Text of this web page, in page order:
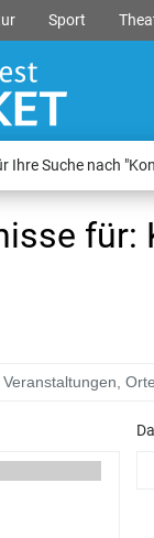
Sport
Ihre Suche nach
für: